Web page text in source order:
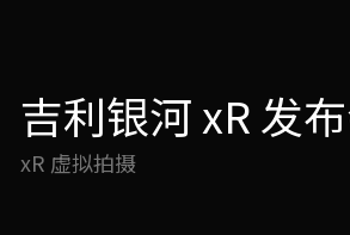
视觉特效设计
简体中文
English
吉利银河 xR 发
xR 虚拟拍摄